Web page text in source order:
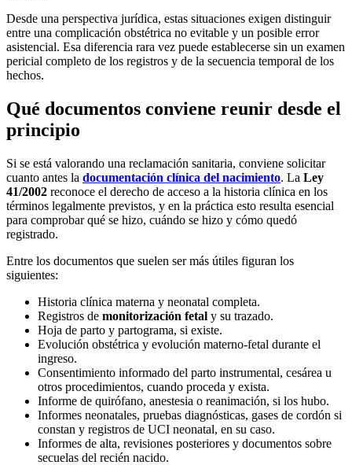
Desde una perspectiva jurídica, estas situaciones exigen distinguir
entre una complicación obstétrica no evitable y un posible error
asistencial. Esa diferencia rara vez puede establecerse sin un examen
pericial completo de los registros y de la secuencia temporal de los
hechos.
Qué documentos conviene reunir desde el
principio
Si se está valorando una reclamación sanitaria, conviene solicitar
cuanto antes la documentación clínica del nacimiento. La Ley
41/2002 reconoce el derecho de acceso a la historia clínica en los
términos legalmente previstos, y en la práctica esto resulta esencial
para comprobar qué se hizo, cuándo se hizo y cómo quedó
registrado.
Entre los documentos que suelen ser más útiles figuran los
siguientes:
Historia clínica materna y neonatal completa.
Registros de monitorización fetal y su trazado.
Hoja de parto y partograma, si existe.
Evolución obstétrica y evolución materno-fetal durante el
ingreso.
Consentimiento informado del parto instrumental, cesárea u
otros procedimientos, cuando proceda y exista.
Informe de quirófano, anestesia o reanimación, si los hubo.
Informes neonatales, pruebas diagnósticas, gases de cordón si
constan y registros de UCI neonatal, en su caso.
Informes de alta, revisiones posteriores y documentos sobre
secuelas del recién nacido.